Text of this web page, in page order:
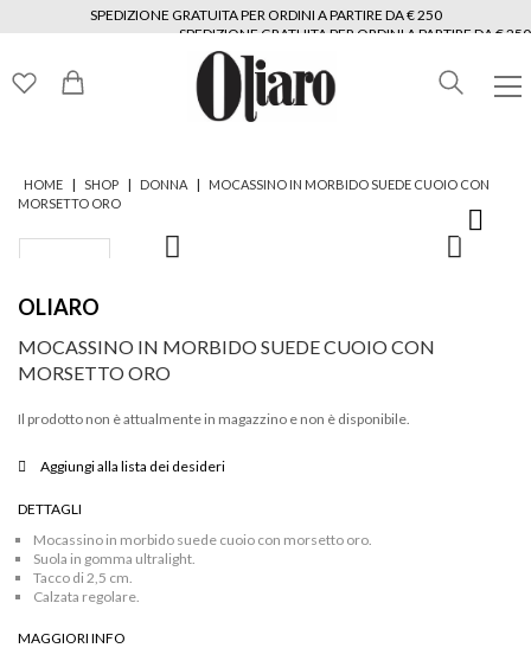
SPEDIZIONE GRATUITA PER ORDINI A PARTIRE DA € 250
SPEDIZIONE GRATUITA PER ORDINI A PARTIRE DA € 250
SPEDIZIONE GRATUITA PER ORDINI A PARTIRE DA € 250
SPEDIZIONE GRATUITA PER ORDINI A PARTIRE DA € 250
SPEDIZIONE GRATUITA PER ORDINI A PARTIRE DA € 250
SPEDIZIONE GRATUITA PER ORDINI A PARTIRE DA € 250
HOME | SHOP | DONNA |
MOCASSINO IN MORBIDO SUEDE CUOIO CON
MORSETTO ORO
OLIARO
MOCASSINO IN MORBIDO SUEDE CUOIO CON
MORSETTO ORO
Il prodotto non è attualmente in magazzino e non è disponibile.
Aggiungi alla lista dei desideri
DETTAGLI
Mocassino in morbido suede cuoio con morsetto oro.
Suola in gomma ultralight.
Tacco di 2,5 cm.
Calzata regolare.
MAGGIORI INFO